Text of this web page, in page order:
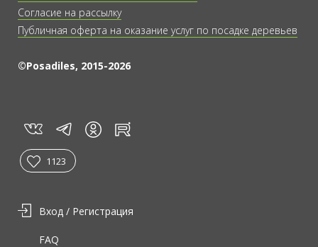
Согласие на рассылку
Публичная оферта на оказание услуг по посадке деревьев
©Posadiles, 2015-2026
vk tg in rt
1123
Вход / Регистрация
FAQ